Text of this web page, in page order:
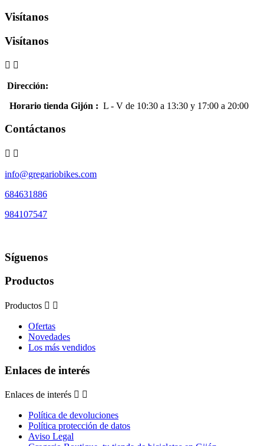
Visítanos
Visítanos
 
Dirección:
Horario tienda Gijón : L - V de 10:30 a 13:30 y 17:00 a 20:00
Contáctanos
 
info@gregariobikes.com
684631886
984107547
Síguenos
Productos
Productos  
Ofertas
Novedades
Los más vendidos
Enlaces de interés
Enlaces de interés  
Política de devoluciones
Política protección de datos
Aviso Legal